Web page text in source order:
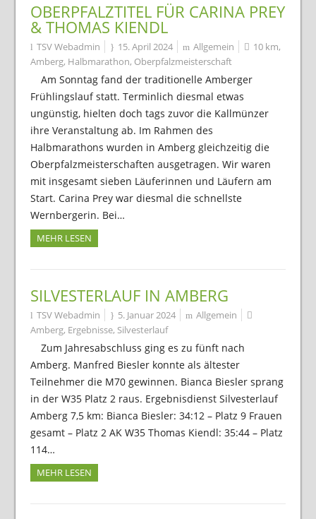
OBERPFALZTITEL FÜR CARINA PREY
& THOMAS KIENDL
TSV Webadmin 15. April 2024 Allgemein 10 km,
Amberg, Halbmarathon, Oberpfalzmeisterschaft
Am Sonntag fand der traditionelle Amberger
Frühlingslauf statt. Terminlich diesmal etwas
ungünstig, hielten doch tags zuvor die Kallmünzer
ihre Veranstaltung ab. Im Rahmen des
Halbmarathons wurden in Amberg gleichzeitig die
Oberpfalzmeisterschaften ausgetragen. Wir waren
mit insgesamt sieben Läuferinnen und Läufern am
Start. Carina Prey war diesmal die schnellste
Wernbergerin. Bei…
MEHR LESEN
SILVESTERLAUF IN AMBERG
TSV Webadmin 5. Januar 2024
Allgemein
Amberg, Ergebnisse, Silvesterlauf
Zum Jahresabschluss ging es zu fünft nach
Amberg. Manfred Biesler konnte als ältester
Teilnehmer die M70 gewinnen. Bianca Biesler sprang
in der W35 Platz 2 raus. Ergebnisdienst Silvesterlauf
Amberg 7,5 km: Bianca Biesler: 34:12 – Platz 9 Frauen
gesamt – Platz 2 AK W35 Thomas Kiendl: 35:44 – Platz
114…
MEHR LESEN